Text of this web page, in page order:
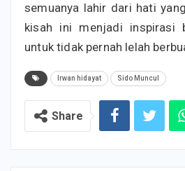
semuanya lahir dari hati
kisah ini menjadi inspirasi
untuk tidak pernah lelah
Irwan hidayat Sido Muncul
Share